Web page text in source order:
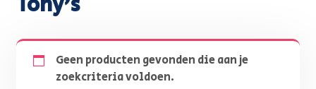
Geen producten gevonden die aan je
zoekcriteria voldoen.